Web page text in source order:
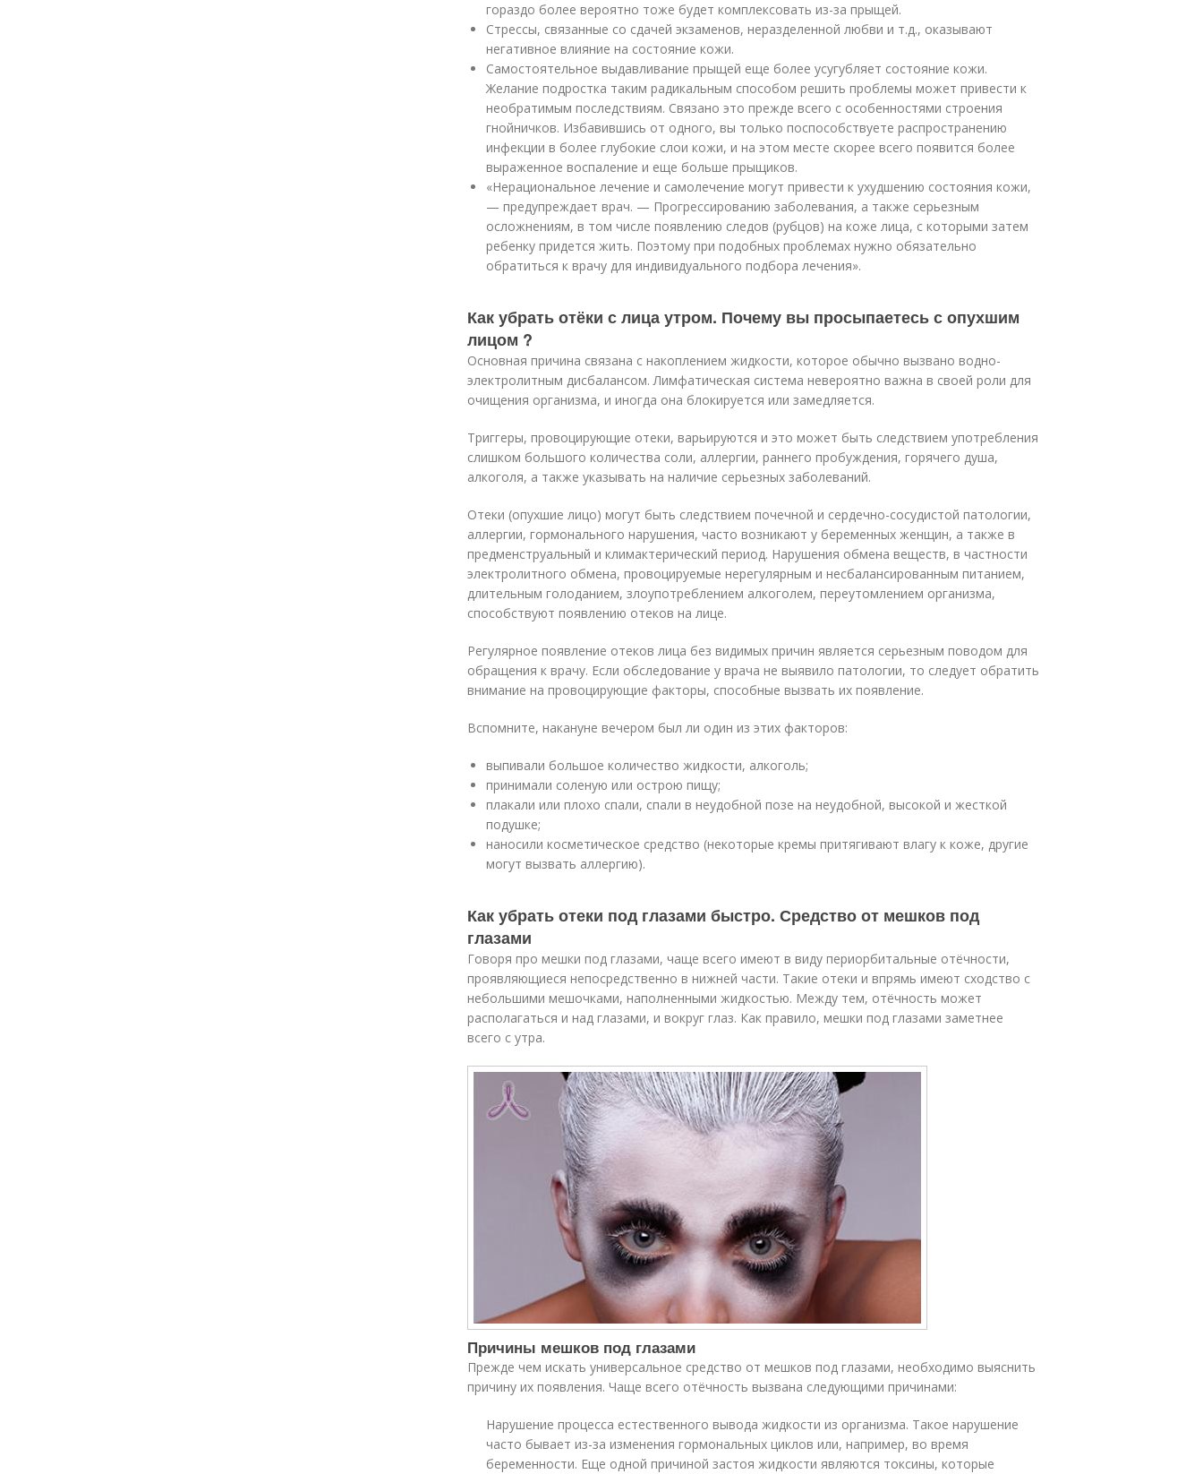
гораздо более вероятно тоже будет комплексовать из-за прыщей.
Стрессы, связанные со сдачей экзаменов, неразделенной любви и т.д., оказывают
негативное влияние на состояние кожи.
Самостоятельное выдавливание прыщей еще более усугубляет состояние кожи.
Желание подростка таким радикальным способом решить проблемы может привести к
необратимым последствиям. Связано это прежде всего с особенностями строения
гнойничков. Избавившись от одного, вы только поспособствуете распространению
инфекции в более глубокие слои кожи, и на этом месте скорее всего появится более
выраженное воспаление и еще больше прыщиков.
«Нерациональное лечение и самолечение могут привести к ухудшению состояния кожи,
— предупреждает врач. — Прогрессированию заболевания, а также серьезным
осложнениям, в том числе появлению следов (рубцов) на коже лица, с которыми затем
ребенку придется жить. Поэтому при подобных проблемах нужно обязательно
обратиться к врачу для индивидуального подбора лечения».
Как убрать отёки с лица утром. Почему вы просыпаетесь с опухшим
лицом ?
Основная причина связана с накоплением жидкости, которое обычно вызвано водно-
электролитным дисбалансом. Лимфатическая система невероятно важна в своей роли для
очищения организма, и иногда она блокируется или замедляется.
Триггеры, провоцирующие отеки, варьируются и это может быть следствием употребления
слишком большого количества соли, аллергии, раннего пробуждения, горячего душа,
алкоголя, а также указывать на наличие серьезных заболеваний.
Отеки (опухшие лицо) могут быть следствием почечной и сердечно-сосудистой патологии,
аллергии, гормонального нарушения, часто возникают у беременных женщин, а также в
предменструальный и климактерический период. Нарушения обмена веществ, в частности
электролитного обмена, провоцируемые нерегулярным и несбалансированным питанием,
длительным голоданием, злоупотреблением алкоголем, переутомлением организма,
способствуют появлению отеков на лице.
Регулярное появление отеков лица без видимых причин является серьезным поводом для
обращения к врачу. Если обследование у врача не выявило патологии, то следует обратить
внимание на провоцирующие факторы, способные вызвать их появление.
Вспомните, накануне вечером был ли один из этих факторов:
выпивали большое количество жидкости, алкоголь;
принимали соленую или острою пищу;
плакали или плохо спали, спали в неудобной позе на неудобной, высокой и жесткой
подушке;
наносили косметическое средство (некоторые кремы притягивают влагу к коже, другие
могут вызвать аллергию).
Как убрать отеки под глазами быстро. Средство от мешков под
глазами
Говоря про мешки под глазами, чаще всего имеют в виду периорбитальные отёчности,
проявляющиеся непосредственно в нижней части. Такие отеки и впрямь имеют сходство с
небольшими мешочками, наполненными жидкостью. Между тем, отёчность может
располагаться и над глазами, и вокруг глаз. Как правило, мешки под глазами заметнее
всего с утра.
Причины мешков под глазами
Прежде чем искать универсальное средство от мешков под глазами, необходимо выяснить
причину их появления. Чаще всего отёчность вызвана следующими причинами:
Нарушение процесса естественного вывода жидкости из организма. Такое нарушение
часто бывает из-за изменения гормональных циклов или, например, во время
беременности. Еще одной причиной застоя жидкости являются токсины, которые